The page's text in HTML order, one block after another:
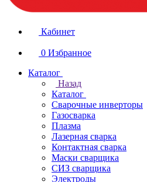
Кабинет
0 Избранное
Каталог
Назад
Каталог
Сварочные инверторы
Газосварка
Плазма
Лазерная сварка
Контактная сварка
Маски сварщика
СИЗ сварщика
Электроды